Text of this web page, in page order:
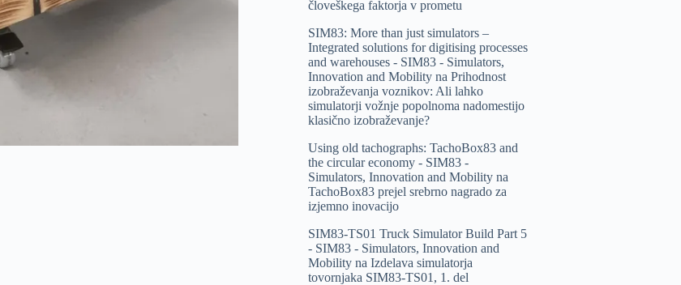
človeškega faktorja v prometu
SIM83: More than just simulators –
Integrated solutions for digitising processes
and warehouses - SIM83 - Simulators,
Innovation and Mobilityna Prihodnost
izobraževanja voznikov: Ali lahko
simulatorji vožnje popolnoma nadomestijo
klasično izobraževanje?
Using old tachographs: TachoBox83 and
the circular economy - SIM83 -
Simulators, Innovation and Mobilityna
TachoBox83 prejel srebrno nagrado za
izjemno inovacijo
SIM83-TS01 Truck Simulator Build Part 5
- SIM83 - Simulators, Innovation and
Mobilityna Izdelava simulatorja
tovornjaka SIM83-TS01, 1. del